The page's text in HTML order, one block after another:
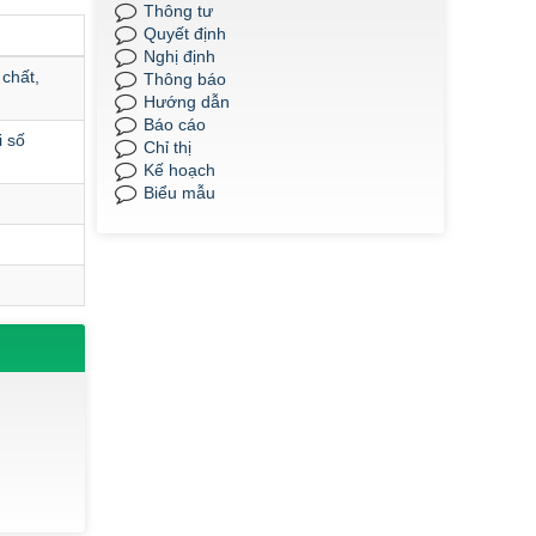
số
2025.
Thời gian đăng: 09/06/2025
lượt xem: 650 | lượt tải:270
QĐ185/2025
QĐ 185 Về việc công nhận kết quả điểm
rèn luyện của sinh viên K22, khối Sư
phạm và Y- Dược học kỳ II, năm học
2024-2025.
Thông tư
Quyết định
Nghị định
Thông báo
Hướng dẫn
Báo cáo
Chỉ thị
Kế hoạch
Biểu mẫu